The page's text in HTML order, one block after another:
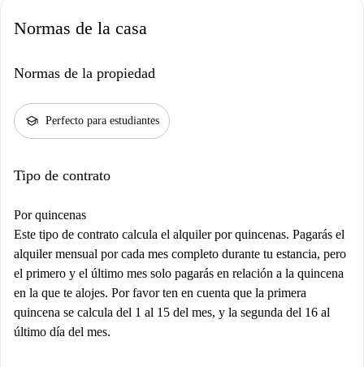
Normas de la casa
Normas de la propiedad
school Perfecto para estudiantes
Tipo de contrato
Por quincenas
Este tipo de contrato calcula el alquiler por quincenas. Pagarás el
alquiler mensual por cada mes completo durante tu estancia, pero
el primero y el último mes solo pagarás en relación a la quincena
en la que te alojes. Por favor ten en cuenta que la primera
quincena se calcula del 1 al 15 del mes, y la segunda del 16 al
último día del mes.